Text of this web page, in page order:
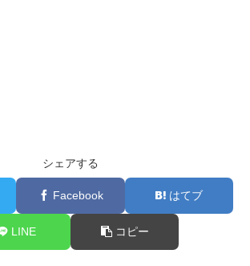
シェアする
Facebook はてブ
LINE コピー